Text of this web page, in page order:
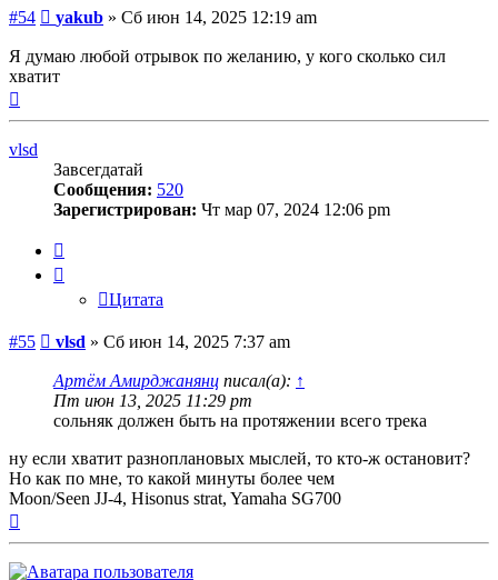
#54 Сообщение
yakub » Сб июн 14, 2025 12:19 am
Я думаю любой отрывок по желанию, у кого сколько сил
хватит
vlsd
Завсегдатай
Сообщения: 520
Зарегистрирован: Чт мар 07, 2024 12:06 pm
Цитата
#55 Сообщение
vlsd » Сб июн 14, 2025 7:37 am
Артём Амирджанянц писал(а): ↑
Пт июн 13, 2025 11:29 pm
сольняк должен быть на протяжении всего трека
ну если хватит разноплановых мыслей, то кто-ж остановит?
Но как по мне, то какой минуты более чем
Moon/Seen JJ-4, Hisonus strat, Yamaha SG700